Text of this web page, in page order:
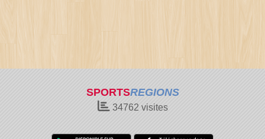
SPORTSREGIONS
34762 visites